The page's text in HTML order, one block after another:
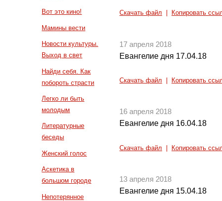
Вот это кино!
Мамины вести
Новости культуры.
Выход в свет
Найди себя. Как
побороть страсти
Легко ли быть
молодым
Литературные
беседы
Женский голос
Аскетика в
большом городе
Непотерянное
Скачать файл Копировать
17 апреля 2018
Евангелие дня 17.04.18
Скачать файл Копировать
16 апреля 2018
Евангелие дня 16.04.18
Скачать файл Копировать
13 апреля 2018
Евангелие дня 15.04.18